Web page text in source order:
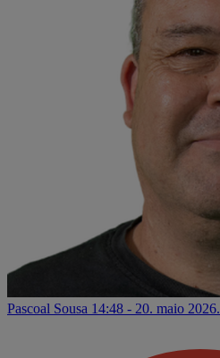
Pascoal Sousa 14:48 - 20. maio 2026.